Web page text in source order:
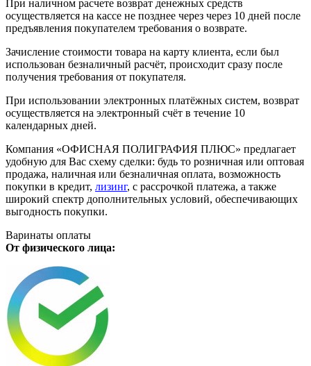
При наличном расчете возврат денежных средств
осуществляется на кассе не позднее через через 10 дней после
предъявления покупателем требования о возврате.
Зачисление стоимости товара на карту клиента, если был
использован безналичный расчёт, происходит сразу после
получения требования от покупателя.
При использовании электронных платёжных систем, возврат
осуществляется на электронный счёт в течение 10
календарных дней.
Компания «ОФИСНАЯ ПОЛИГРАФИЯ ПЛЮС» предлагает
удобную для Вас схему сделки: будь то розничная или оптовая
продажа, наличная или безналичная оплата, возможность
покупки в кредит, лизинг, с рассрочкой платежа, а также
широкий спектр дополнительных условий, обеспечивающих
выгодность покупки.
Варинаты оплаты
От физического лица: